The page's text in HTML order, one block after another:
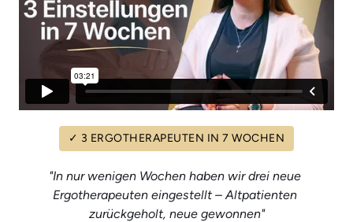
✓ 3 ERGOTHERAPEUTEN IN7WOCHEN
"In nur wenigen Wochen haben wir drei neue
Ergotherapeuten eingestellt – Altpatienten
zurückgeholt, neue gewonnen"